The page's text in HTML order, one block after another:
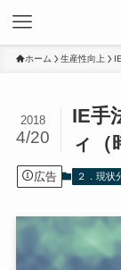
ホーム 生産性向上
IE手
ィ（
2018
4/20
広告 ２．現状